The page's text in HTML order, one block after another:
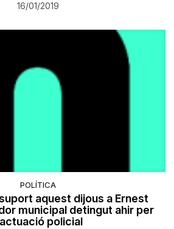
16/01/2019
POLÍTICA
aquest dijous a Ernest
municipal detingut ahir per
policial